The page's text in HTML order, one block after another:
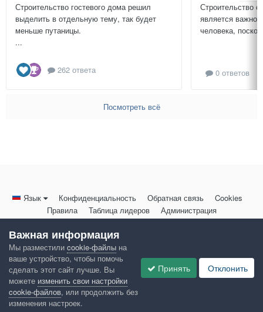
Строительство гостевого дома решил
выделить в отдельную тему, так будет
меньше путаницы.
...
262 ответа
Строительство
является
человека,
0 ответов
Посмотреть всё
Язык Конфиденциальность Обратная связь
Cookies
Правила
Таблица лидеров Администрация
Powered by Invision Community
Важная информация
Мы разместили cookie-файлы на
ваше устройство, чтобы помочь
сделать этот сайт лучше. Вы
можете изменить свои настройки
cookie-файлов, или продолжить без
изменения настроек.
Принять Отклонить